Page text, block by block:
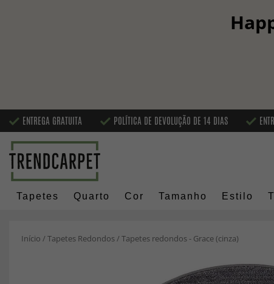
ENTREGA GRATUITA POLÍTICA DE DEVOLUÇÃO DE 14 DIAS
Tapetes Quarto Cor Tamanho Estilo
Início /Tapetes Redondos/Tapetes redondos - Grace (cinza)